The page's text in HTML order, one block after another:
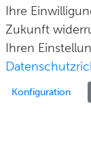
Ihre
Zukunft
Ihren
Konfiguration